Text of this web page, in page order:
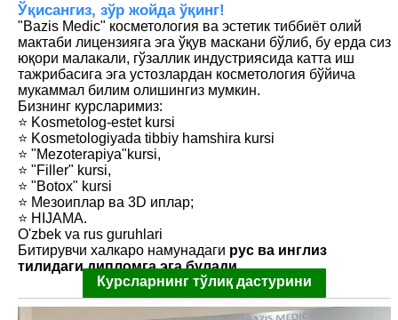
Ўқисангиз, зўр жойда ўқинг!
"Bazis Medic" косметология ва эстетик тиббиёт олий
мактаби лицензияга эга ўқув маскани бўлиб, бу ерда сиз
юқори малакали, гўзаллик индустриясида катта иш
тажрибасига эга устозлардан косметология бўйича
мукаммал билим олишингиз мумкин.
Бизнинг курсларимиз:
⭐️ Kosmetolog-estet kursi
⭐️ Kosmetologiyada tibbiy hamshira kursi
⭐️ "Mezoterapiya"kursi,
⭐️ "Filler" kursi,
⭐️ "Botox" kursi
⭐️ Мезоиплар ва 3D иплар;
⭐️ HIJAMA.
O'zbek va rus guruhlari
Битирувчи халкаро намунадаги рус ва инглиз
тилидаги дипломга эга булади.
Курсларнинг тўлиқ дастурини